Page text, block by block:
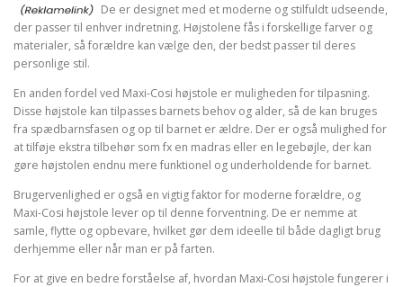
De er designet med et moderne og stilfuldt udseende,
der passer til enhver indretning. Højstolene fås i forskellige farver og
materialer, så forældre kan vælge den, der bedst passer til deres
personlige stil.
En anden fordel ved Maxi-Cosi højstole er muligheden for tilpasning.
Disse højstole kan tilpasses barnets behov og alder, så de kan bruges
fra spædbarnsfasen og op til barnet er ældre. Der er også mulighed for
at tilføje ekstra tilbehør som fx en madras eller en legebøjle, der kan
gøre højstolen endnu mere funktionel og underholdende for barnet.
Brugervenlighed er også en vigtig faktor for moderne forældre, og
Maxi-Cosi højstole lever op til denne forventning. De er nemme at
samle, flytte og opbevare, hvilket gør dem ideelle til både dagligt brug
derhjemme eller når man er på farten.
For at give en bedre forståelse af, hvordan Maxi-Cosi højstole fungerer i